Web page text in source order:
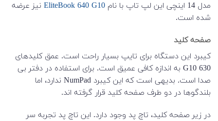
مدل 14 اینچی این لپ تاپ با نام
EliteBook 640 G10 نیز عرضه
شده است.
صفحه کلید
کیبرد این دستگاه برای تایپ بسیار راحت است. عمق کلیدهای
630 G10 به اندازه کافی عمیق است. برای استفاده در دفتر بی
صدا است. بدیهی است که این کیبرد NumPad ندارد، اما
بلندگوها در دو طرف صفحه کلید قرار گرفته اند.
در زیر صفحه کلید، تاچ پد وجود دارد. این تاچ پد تجربه سر